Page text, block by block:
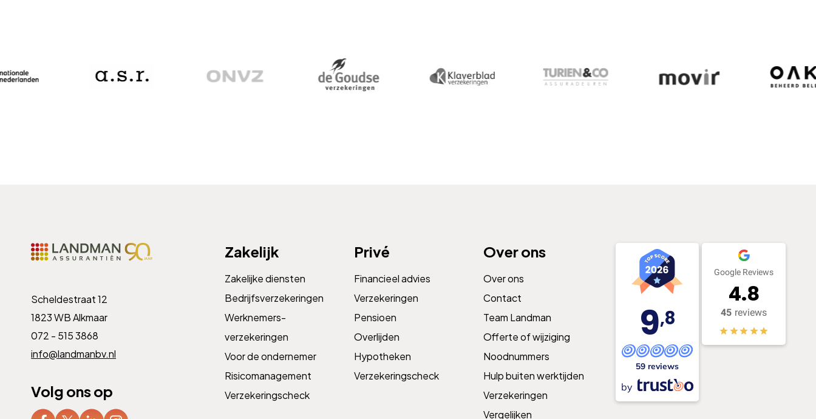
Scheldestraat 12
1823 WB Alkmaar
072 - 515 3868
info@landmanbv.nl
Volg ons op
Zakelijk
Zakelijke diensten
Bedrijfsverzekeringen
Werknemers­­
verzekeringen
Voor de ondernemer
Risicomanagement
Verzekeringscheck
Privé
Financieel advies
Verzekeringen
Pensioen
Overlijden
Hypotheken
Verzekeringscheck
Over ons
Over ons
Contact
Team Landman
Offerte of wijziging
Noodnummers
Hulp buiten werktijden
Verzekeringen
Vergelijken
9,8
59 reviews
by
Google Reviews
4.8
45 reviews